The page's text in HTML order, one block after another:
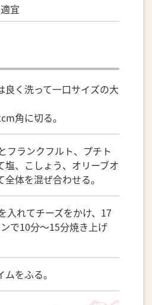
宜
良く洗って一口サイズの大
角に切る。
フランクフルト、プチト
塩、こしょう、オリーブオ
体を混ぜ合わせる。
入れてチーズをかけ、17
で10分～15分焼き上げ
をふる。